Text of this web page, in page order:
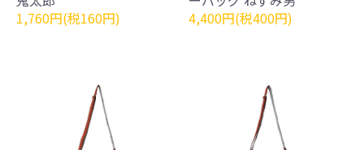
1,760円(税160円)
4,400円(税400円)